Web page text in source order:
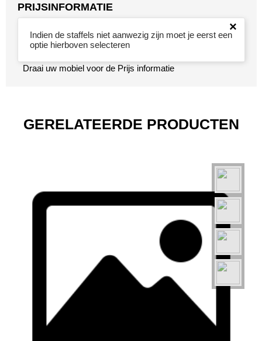
PRIJSINFORMATIE
Indien de staffels niet aanwezig zijn moet je eerst een
optie hierboven selecteren
×
Draai uw mobiel voor de Prijs informatie
GERELATEERDE PRODUCTEN